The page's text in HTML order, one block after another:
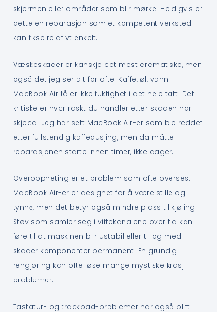
skjermen eller områder som blir mørke. Heldigvis er
dette en reparasjon som et kompetent verksted
kan fikse relativt enkelt.
Væskeskader er kanskje det mest dramatiske, men
også det jeg ser alt for ofte. Kaffe, øl, vann –
MacBook Air tåler ikke fuktighet i det hele tatt. Det
kritiske er hvor raskt du handler etter skaden har
skjedd. Jeg har sett MacBook Air-er som ble reddet
etter fullstendig kaffedusjing, men da måtte
reparasjonen starte innen timer, ikke dager.
Overoppheting er et problem som ofte overses.
MacBook Air-er er designet for å være stille og
tynnе, men det betyr også mindre plass til kjøling.
Støv som samler seg i viftekanalene over tid kan
føre til at maskinen blir ustabil eller til og med
skader komponenter permanent. En grundig
rengjøring kan ofte løse mange mystiske krasj-
problemer.
Tastatur- og trackpad-problemer har også blitt